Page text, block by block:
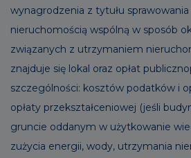
wynagrodzenia z tytułu sprawowania
nieruchomością wspólną w sposób
związanych z utrzymaniem
znajduje się lokal oraz opłat
szczególności: kosztów podatków i
opłaty przekształceniowej (jeśli
gruncie oddanym w użytkowanie
zużycia energii, wody, utrzymania